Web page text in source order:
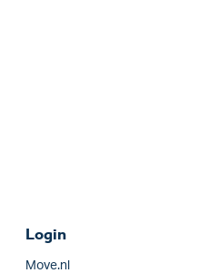
Login
Move.nl